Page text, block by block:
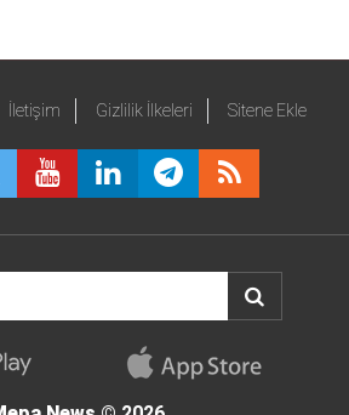
İletişim Gizlilik İlkeleri Sitene Ekle